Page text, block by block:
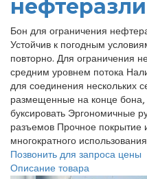
Бон для ограничения
Устойчив к погодным
повторно. Для ограничения
средним уровнем потока
для соединения нескольких
размещенные на конце бона,
буксировать Эргономичные
разъемов Прочное
многократного использования
Позвонить для запроса цены
Описание товара